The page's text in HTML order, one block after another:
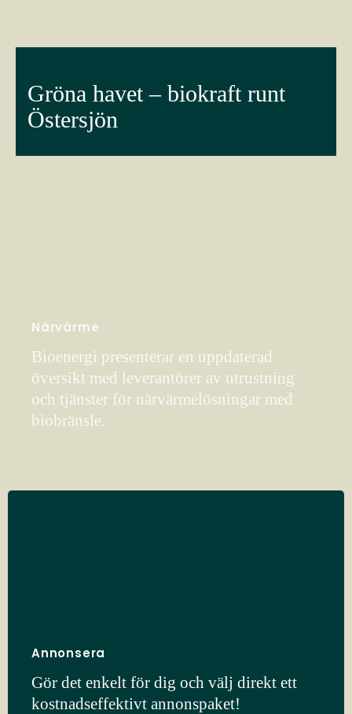
Gröna havet – biokraft runt
Östersjön
Närvärme
Bioenergi presenterar en uppdaterad
översikt med leverantörer av utrustning
och tjänster för närvärmelösningar med
biobränsle.
Annonsera
Gör det enkelt för dig och välj direkt ett
kostnadseffektivt annonspaket!